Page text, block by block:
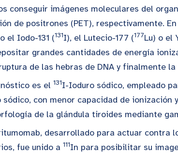
conseguir imágenes moleculares del
de positrones (PET), respectivamente.
el Iodo-131 (131I), el Lutecio-177 (177Lu) o el
grandes cantidades de energía
de las hebras de DNA y finalmente
es el 131I-Ioduro sódico, empleado
con menor capacidad de ionización
de la glándula tiroides mediante
desarrollado para actuar contra
fue unido a 111In para posibilitar su